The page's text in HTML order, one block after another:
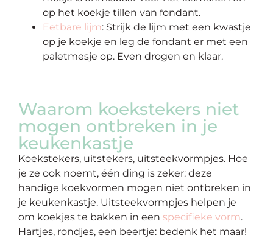
op het koekje tillen van fondant.
Eetbare lijm: Strijk de lijm met een kwastje
op je koekje en leg de fondant er met een
paletmesje op. Even drogen en klaar.
Waarom koekstekers niet
mogen ontbreken in je
keukenkastje
Koekstekers, uitstekers, uitsteekvormpjes. Hoe
je ze ook noemt, één ding is zeker: deze
handige koekvormen mogen niet ontbreken in
je keukenkastje. Uitsteekvormpjes helpen je
om koekjes te bakken in een specifieke vorm.
Hartjes, rondjes, een beertje: bedenk het maar!